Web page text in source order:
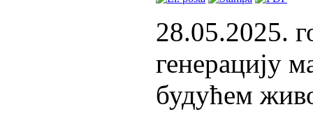
28.05.2025.
генерацију
будућем